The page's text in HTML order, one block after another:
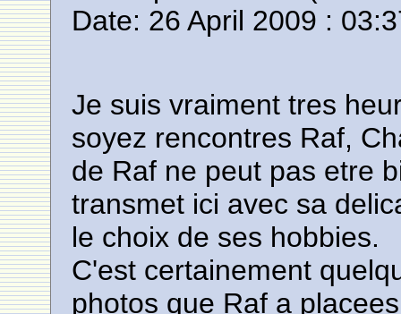
Date: 26 April 2009 :
Je suis vraiment tres
soyez rencontres Raf,
de Raf ne peut pas etre
transmet ici avec sa
le choix de ses hobbies.
C'est certainement
photos que Raf a